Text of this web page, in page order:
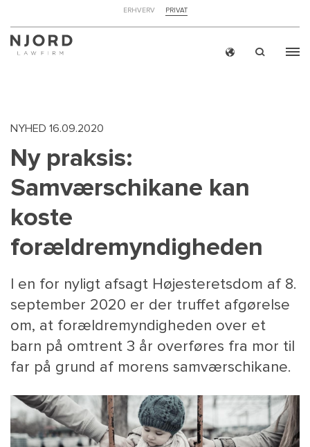
TOP
MENU
ERHVERV PRIVAT
NYHED 16.09.2020
Ny praksis:
Samværschikane kan
koste
forældremyndigheden
I en for nyligt afsagt Højesteretsdom af 8.
september 2020 er der truffet afgørelse
om, at forældremyndigheden over et
barn på omtrent 3 år overføres fra mor til
far på grund af morens samværschikane.